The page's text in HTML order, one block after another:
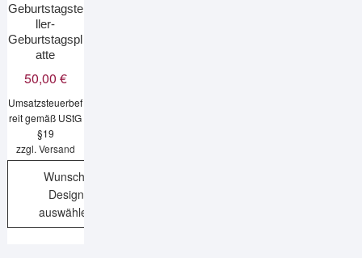
Geburtstagste
ller-
Geburtstagspl
atte
50,00 €
Umsatzsteuerbef
reit gemäß UStG
§19
zzgl. Versand
Wunsch-
Design
auswählen